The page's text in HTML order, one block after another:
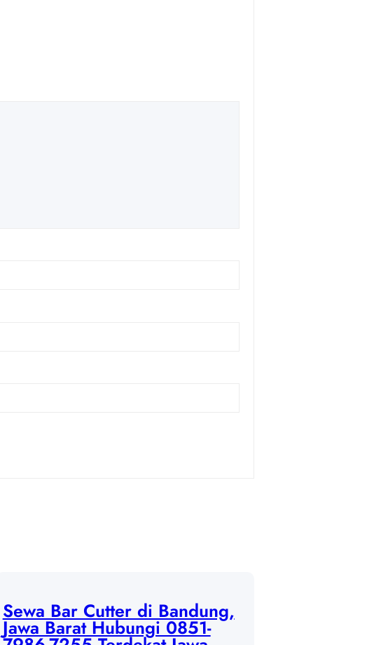
Sewa Bar Cutter di Bandung,
Jawa Barat Hubungi 0851-